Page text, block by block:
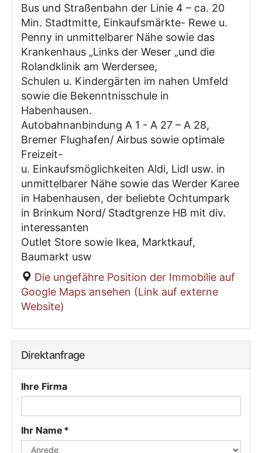
Bus und Straßenbahn der Linie 4 – ca. 20
Min. Stadtmitte, Einkaufsmärkte- Rewe u.
Penny in unmittelbarer Nähe sowie das
Krankenhaus „Links der Weser „und die
Rolandklinik am Werdersee,
Schulen u. Kindergärten im nahen Umfeld
sowie die Bekenntnisschule in
Habenhausen.
Autobahnanbindung A 1 - A 27 – A 28,
Bremer Flughafen/ Airbus sowie optimale
Freizeit-
u. Einkaufsmöglichkeiten Aldi, Lidl usw. in
unmittelbarer Nähe sowie das Werder Karee
in Habenhausen, der beliebte Ochtumpark
in Brinkum Nord/ Stadtgrenze HB mit div.
interessanten
Outlet Store sowie Ikea, Marktkauf,
Baumarkt usw
Die ungefähre Position der Immobilie auf
Google Maps ansehen (Link auf externe
Website)
Direktanfrage
Ihre Firma
Ihr Name *